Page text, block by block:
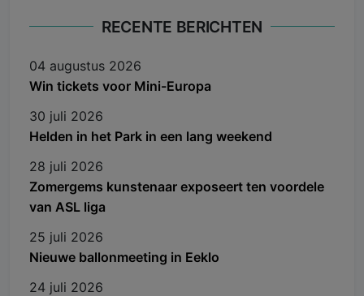
RECENTE BERICHTEN
04 augustus 2026
Win tickets voor Mini-Europa
30 juli 2026
Helden in het Park in een lang weekend
28 juli 2026
Zomergems kunstenaar exposeert ten voordele
van ASL liga
25 juli 2026
Nieuwe ballonmeeting in Eeklo
24 juli 2026